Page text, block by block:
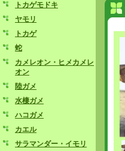
トカゲモドキ
ヤモリ
トカゲ
蛇
カメレオン・ヒメカメレ
オン
陸ガメ
水棲ガメ
ハコガメ
カエル
サラマンダー・イモリ